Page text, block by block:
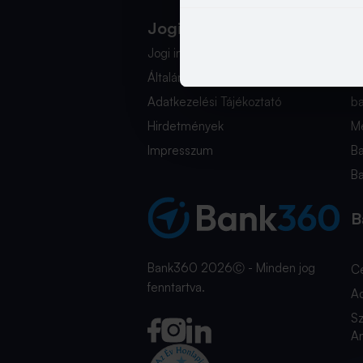
Jogi Dokumentumok
Jogi információk
Általános Szerződési Feltételek
Adatkezelési Tájékoztató
Hirdetmények
Impresszum
Bank360 2026Ⓒ - Minden jog
fenntartva.